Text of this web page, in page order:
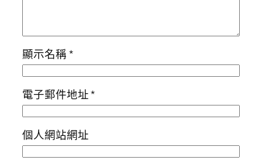
顯示名稱*
電子郵件地址*
個人網站網址